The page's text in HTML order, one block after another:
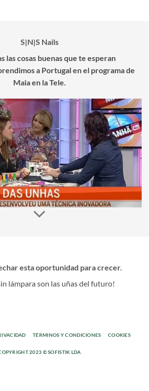
S|N|S Nails
las cosas buenas que te esperan
a Portugal en el programa de
Maia en la Tele.
esta oportunidad para crecer.
lámpara son las uñas del futuro!
TÉRMINOS Y CONDICIONES COOKIES
2023 © SOFISTIK LDA